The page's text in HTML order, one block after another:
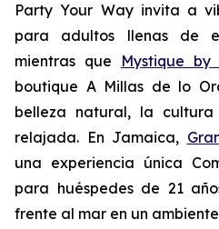
Party Your Wayinvita a
para adultos llenas de
mientras que Mystique by
boutique A Millas de lo
belleza natural, la
relajada. En Jamaica,
una experiencia única
para huéspedes de 21
frente al mar en un